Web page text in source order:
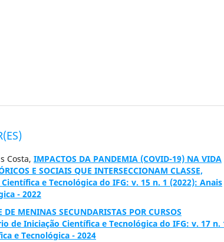
Costa, IMPACTOS DA PANDEMIA (COVID-19) NA VIDA
E SOCIAIS QUE INTERSECCIONAM CLASSE,
e Tecnológica do IFG: v. 15 n. 1 (2022): Anais
- 2022
DE MENINAS SECUNDARISTAS POR CURSOS
de Iniciação Científica e Tecnológica do IFG: v. 17 n.
e Tecnológica - 2024